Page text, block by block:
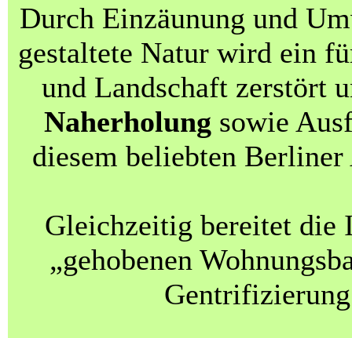
Durch Einzäunung und
gestaltete Natur wird ein
und Landschaft zerstört
Naherholung sowie
diesem beliebten
Gleichzeitig bereitet die
„gehobenen